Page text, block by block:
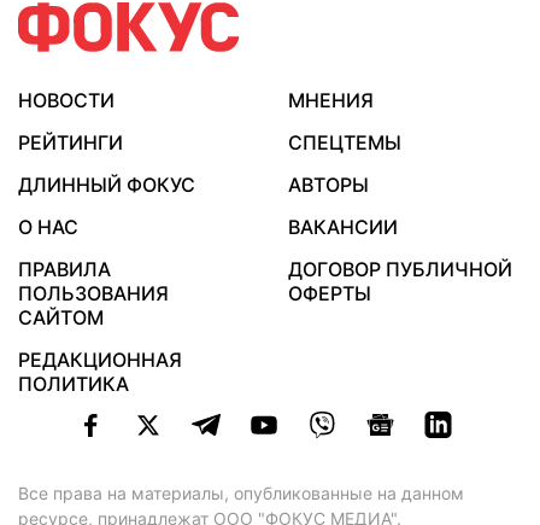
НОВОСТИ
МНЕНИЯ
РЕЙТИНГИ
СПЕЦТЕМЫ
ДЛИННЫЙ ФОКУС
АВТОРЫ
О НАС
ВАКАНСИИ
ПРАВИЛА
ПОЛЬЗОВАНИЯ
САЙТОМ
ДОГОВОР ПУБЛИЧНОЙ
ОФЕРТЫ
РЕДАКЦИОННАЯ
ПОЛИТИКА
Все права на материалы, опубликованные на данном
ресурсе, принадлежат ООО "ФОКУС МЕДИА".